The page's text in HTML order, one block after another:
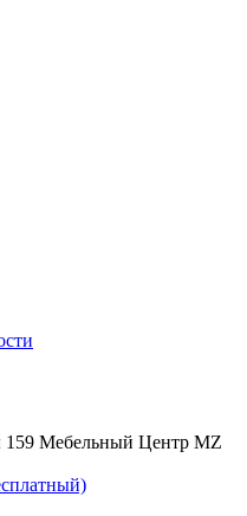
159 Мебельный Центр MZ